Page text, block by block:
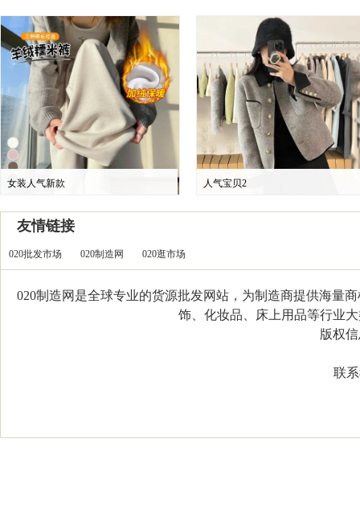
女装人气新款 人气宝贝2
友情链接
020批发市场 020制造网 020逛市场
020制造网是全球专业的货源批发网站，为制造商提供海量
饰、化妆品、床上用品等行业
版权信
联